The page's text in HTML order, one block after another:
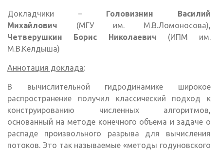
Докладчики – Головизнин Василий
Михайлович (МГУ им. М.В.Ломоносова),
Четверушкин Борис Николаевич (ИПМ им.
М.В.Келдыша)
Аннотация доклада:
В вычислительной гидродинамике широкое
распространение получил классический подход к
конструированию численных алгоритмов,
основанный на методе конечного объема и задаче о
распаде произвольного разрыва для вычисления
потоков. Это так называемые «методы годуновского